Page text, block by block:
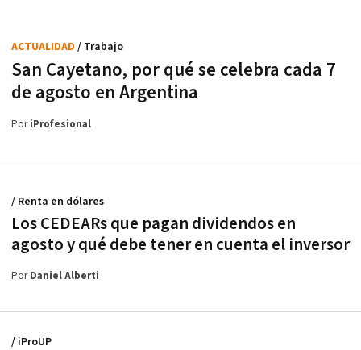
San Cayetano, por qué se celebra cada 7
de agosto en Argentina
ACTUALIDAD / Trabajo
PoriProfesional
Los CEDEARs que pagan dividendos en
agosto y qué debe tener en cuenta el inversor
/ Renta en dólares
PorDaniel Alberti
/ iProUP